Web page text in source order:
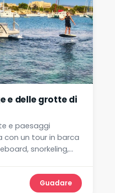
e delle grotte di
e paesaggi
con un tour in barca
snorkeling,
Guadare